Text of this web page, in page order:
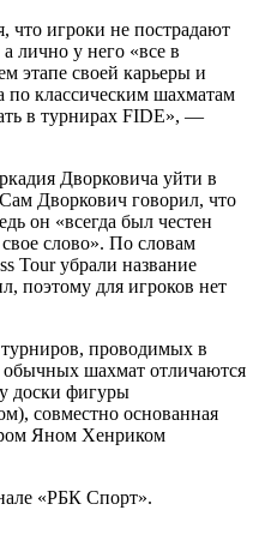
что игроки не пострадают
лично у него «все в
этапе своей карьеры и
по классическим шахматам
в турнирах FIDE», —
Дворковича уйти в
Дворкович говорил, что
он «всегда был честен
слово». По словам
Tour убрали название
поэтому для игроков нет
проводимых в
шахмат отличаются
доски фигуры
совместно основанная
Яном Хенриком
«РБК Спорт».